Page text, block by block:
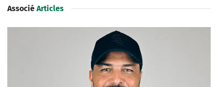
Associé Articles